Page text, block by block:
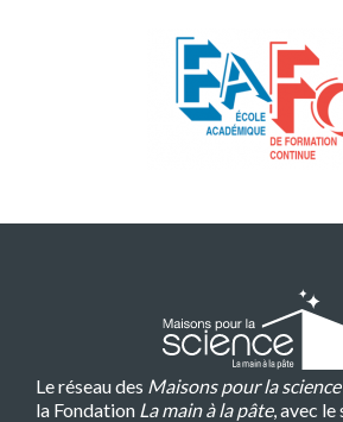
Le réseau des Maisons pour la science
la Fondation La main à la pâte, avec le